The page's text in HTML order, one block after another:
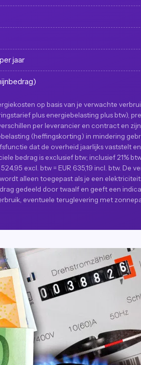
jaar
op basis van je verwachte
plus energiebelasting plus btw),
per leverancier en contract en
(heffingskorting) in mindering
dat de overheid jaarlijks vaststelt
bedrag is exclusief btw; inclusief 21%
excl. btw = EUR 635,19 incl. btw.
alleen toegepast als je een
gedeeld door twaalf en geeft een
eventuele teruglevering met